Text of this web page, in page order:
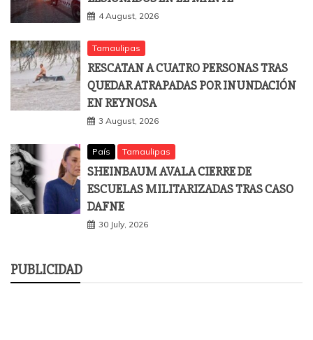
4 August, 2026
Tamaulipas
RESCATAN A CUATRO PERSONAS TRAS
QUEDAR ATRAPADAS POR INUNDACIÓN
EN REYNOSA
3 August, 2026
País Tamaulipas
SHEINBAUM AVALA CIERRE DE
ESCUELAS MILITARIZADAS TRAS CASO
DAFNE
30 July, 2026
PUBLICIDAD